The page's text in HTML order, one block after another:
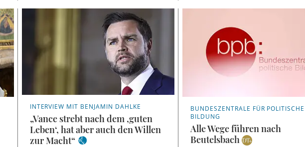
INTERVIEW MIT BENJAMIN DAHLKE
„Vance strebt nach dem ,guten
Leben‘, hat aber auch den Willen
zur Macht“
BUNDESZENTRALE FÜR POLITISCHE
BILDUNG
Alle Wege führen nach
Beutelsbach